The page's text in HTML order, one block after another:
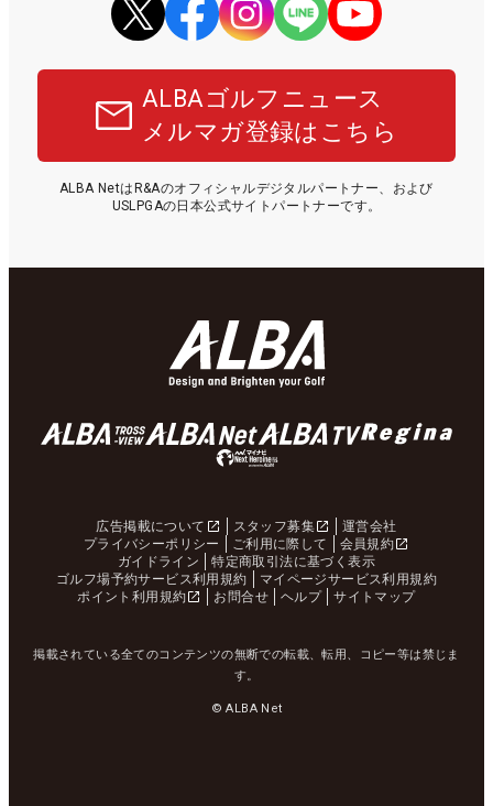
ALBAゴルフニュース
メルマガ登録はこちら
ALBA NetはR&Aのオフィシャルデジタルパートナー、および
USLPGAの日本公式サイトパートナーです。
広告掲載について スタッフ募集
運営会社
プライバシーポリシー
ご利用に際して
会員規約
ガイドライン
特定商取引法に基づく表示
ゴルフ場予約サービス利用規約
マイページサービス利用規約
ポイント利用規約
お問合せ ヘルプ サイトマップ
掲載されている全てのコンテンツの無断での転載、転用、コピー等は禁じま
す。
© ALBA Net